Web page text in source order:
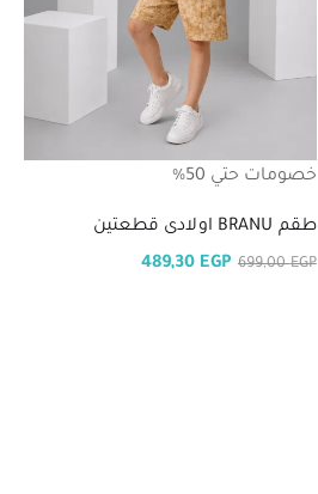
خصومات حتي 50%
طقم BRANU اولادى قطعتين
699,00EGP
489,30 EGP